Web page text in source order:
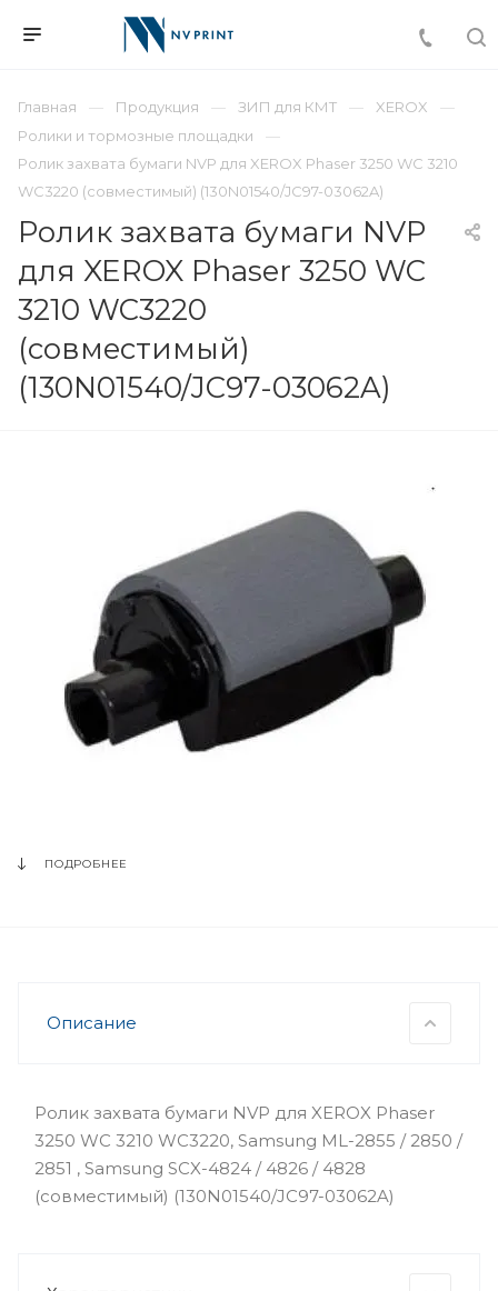
Главная Продукция ЗИП для КМТ
XEROX
Ролики и тормозные площадки
Ролик захвата бумаги NVP для XEROX Phaser 3250 WC 3210
WC3220 (совместимый) (130N01540/JC97-03062A)
Ролик захвата бумаги NVP
для XEROX Phaser 3250 WC
3210 WC3220
(совместимый)
(130N01540/JC97-03062A)
ПОДРОБНЕЕ
Описание
Ролик захвата бумаги NVP для XEROX Phaser
3250 WC 3210 WC3220, Samsung ML-2855 / 2850 /
2851 , Samsung SCX-4824 / 4826 / 4828
(совместимый) (130N01540/JC97-03062A)